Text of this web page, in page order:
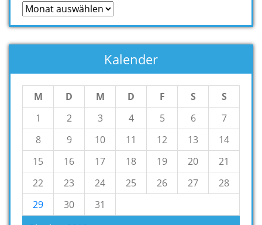
Archiv
Kalender
M D M D F S
S
1
2 3 4 5 6
7
8
9 10 11 12 13
14
15
16 17 18 19 20
21
22
23 24 25 26 27
28
29
30 31